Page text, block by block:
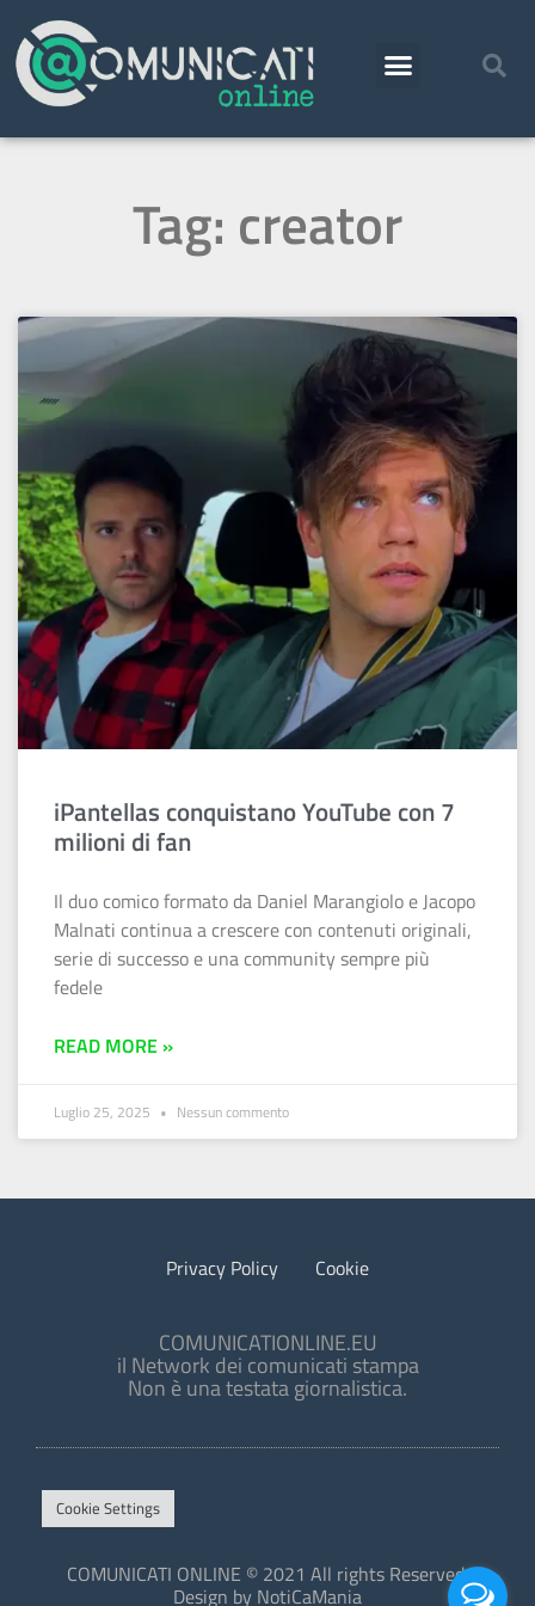
Tag: creator
iPantellas conquistano YouTube con 7
milioni di fan
Il duo comico formato da Daniel Marangiolo e Jacopo
Malnati continua a crescere con contenuti originali,
serie di successo e una community sempre più
fedele
READ MORE »
Luglio 25, 2025 Nessun commento
Privacy Policy Cookie
COMUNICATIONLINE.EU
il Network dei comunicati stampa
Non è una testata giornalistica.
Cookie Settings
COMUNICATI ONLINE © 2021 All rights Reserved.
Design by NotiCaMania